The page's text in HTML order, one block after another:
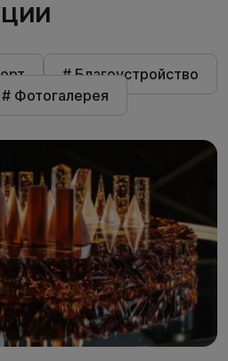
# Благоустройство
# Фотогалерея